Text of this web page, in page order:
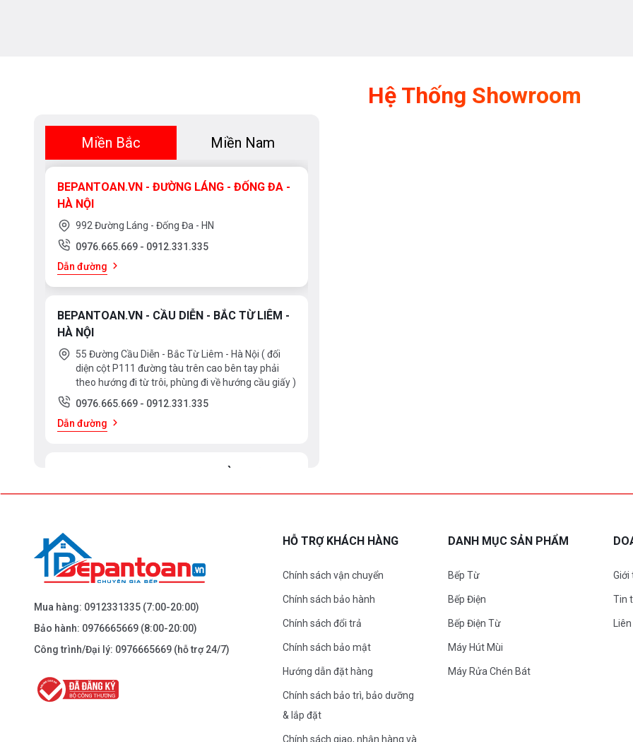
Hệ Thống Showroom
Miền Bắc Miền Nam
BEPANTOAN.VN - ĐƯỜNG LÁNG - ĐỐNG ĐA -
HÀ NỘI
992 Đường Láng - Đống Đa - HN
0976.665.669 - 0912.331.335
Dẫn đường
BEPANTOAN.VN - CẦU DIỄN - BẮC TỪ LIÊM -
HÀ NỘI
55 Đường Cầu Diễn - Bắc Từ Liêm - Hà Nội ( đối
diện cột P111 đường tàu trên cao bên tay phải
theo hướng đi từ trôi, phùng đi về hướng cầu giấy )
0976.665.669 - 0912.331.335
Dẫn đường
BEPANTOAN.VN - ĐẠI LA - HAI BÀ TRƯNG -
Dẫn đường
BEPANTOAN.VN - NGUYỄN TRÃI - THANH
Dẫn đường
Mua hàng: 0912331335 (7:00-20:00)
Bảo hành: 0976665669 (8:00-20:00)
Công trình/Đại lý: 0976665669 (hỗ trợ 24/7)
HỖ TRỢ KHÁCH HÀNG
Chính sách vận chuyển
Chính sách bảo hành
Chính sách đổi trả
Chính sách bảo mật
Hướng dẫn đặt hàng
Chính sách bảo trì, bảo dưỡng
& lắp đặt
Chính sách giao, nhận hàng và
DANH MỤC SẢN PHẨM
Bếp Từ
Bếp Điện
Bếp Điện Từ
Máy Hút Mùi
Máy Rửa Chén Bát
Giới
Tin